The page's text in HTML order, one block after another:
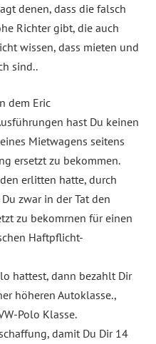
denen, dass die falsch
Richter gibt, die auch
wissen, dass mieten und
sind..
dem Eric
hast Du keinen
Mietwagens seitens
ersetzt zu bekommen.
erlitten hatte, durch
zwar in der Tat den
zu bekomrnen für einen
Haftpflicht-
hattest, dann bezahlt Dir
höheren Autoklasse.,
Polo Klasse.
damit Du Dir 14